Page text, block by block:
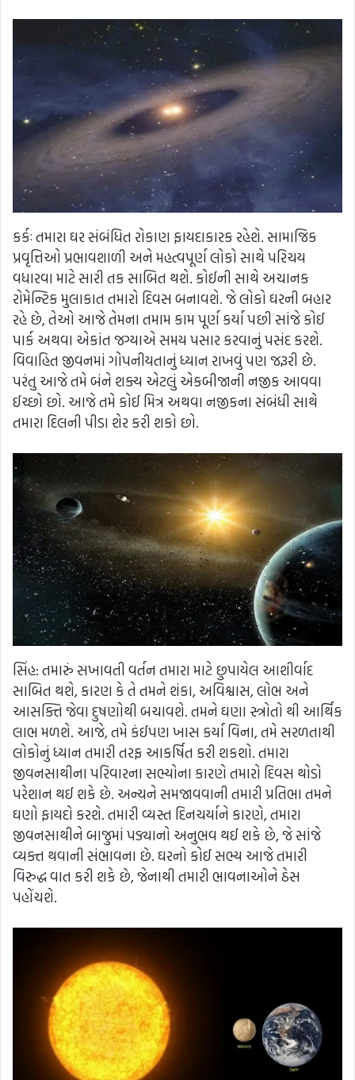
કર્કઃ તમારા ઘર સંબંધિત રોકાણ ફાયદાકારક રહેશે. સામાજિક
પ્રવૃત્તિઓ પ્રભાવશાળી અને મહત્વપૂર્ણ લોકો સાથે પરિચય
વધારવા માટે સારી તક સાબિત થશે. કોઈની સાથે અચાનક
રોમેન્ટિક મુલાકાત તમારો દિવસ બનાવશે. જે લોકો ઘરની બહાર
રહે છે, તેઓ આજે તેમના તમામ કામ પૂર્ણ કર્યા પછી સાંજે કોઈ
પાર્ક અથવા એકાંત જગ્યાએ સમય પસાર કરવાનું પસંદ કરશે.
વિવાહિત જીવનમાં ગોપનીયતાનું ધ્યાન રાખવું પણ જરૂરી છે.
પરંતુ આજે તમે બંને શક્ય એટલું એકબીજાની નજીક આવવા
ઈચ્છો છો. આજે તમે કોઈ મિત્ર અથવા નજીકના સંબંધી સાથે
તમારા દિલની પીડા શેર કરી શકો છો.
સિંહ: તમારું સખાવતી વર્તન તમારા માટે છુપાયેલ આશીર્વાદ
સાબિત થશે, કારણ કે તે તમને શંકા, અવિશ્વાસ, લોભ અને
આસક્તિ જેવા દુષણોથી બચાવશે. તમને ઘણા સ્ત્રોતો થી આર્થિક
લાભ મળશે. આજે, તમે કંઈપણ ખાસ કર્યા વિના, તમે સરળતાથી
લોકોનું ધ્યાન તમારી તરફ આકર્ષિત કરી શકશો. તમારા
જીવનસાથીના પરિવારના સભ્યોના કારણે તમારો દિવસ થોડો
પરેશાન થઈ શકે છે. અન્યને સમજાવવાની તમારી પ્રતિભા તમને
ઘણો ફાયદો કરશે. તમારી વ્યસ્ત દિનચર્યાને કારણે, તમારા
જીવનસાથીને બાજુમાં પડ્યાનો અનુભવ થઈ શકે છે, જે સાંજે
વ્યક્ત થવાની સંભાવના છે. ઘરનો કોઈ સભ્ય આજે તમારી
વિરુદ્ધ વાત કરી શકે છે, જેનાથી તમારી ભાવનાઓને ઠેસ
પહોંચશે.